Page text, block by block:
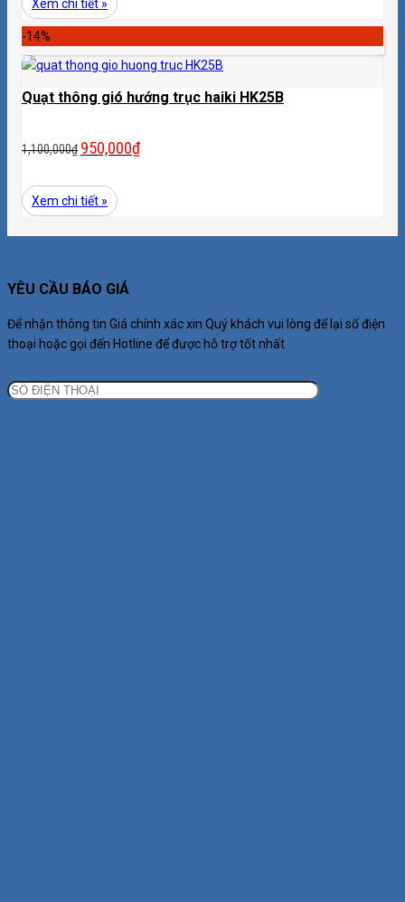
Xem chi tiết »
-14%
Quạt thông gió hướng trục haiki HK25B
1,100,000₫ 950,000₫
Xem chi tiết »
YÊU CẦU BÁO GIÁ
Để nhận thông tin Giá chính xác xin Quý khách vui lòng để lại số điện
thoại hoặc gọi đến Hotline để được hỗ trợ tốt nhất